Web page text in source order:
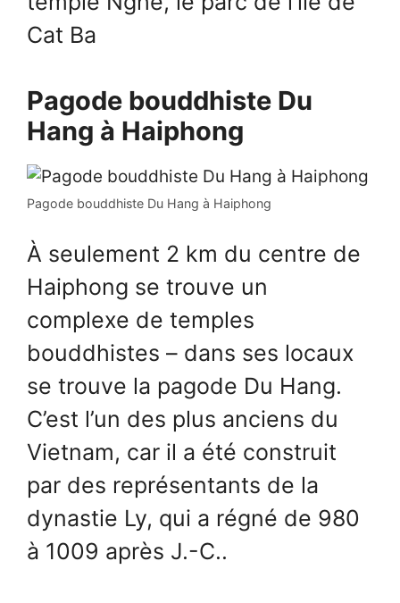
Cat Ba
Pagode bouddhiste Du
Hang à Haiphong
Pagode bouddhiste Du Hang à Haiphong
À seulement 2 km du centre de
Haiphong se trouve un
complexe de temples
bouddhistes – dans ses locaux
se trouve la pagode Du Hang.
C’est l’un des plus anciens du
Vietnam, car il a été construit
par des représentants de la
dynastie Ly, qui a régné de 980
à 1009 après J.-C..